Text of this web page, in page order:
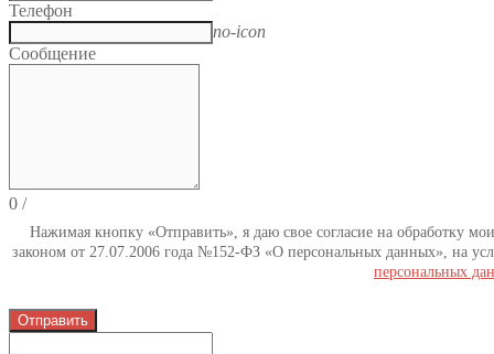
Телефон
no-icon
Сообщение
0 /
Нажимая кнопку «Отправить», я даю свое согласие на обработку
законом от 27.07.2006 года №152-ФЗ «О персональных данных», на
персональных
Отправить